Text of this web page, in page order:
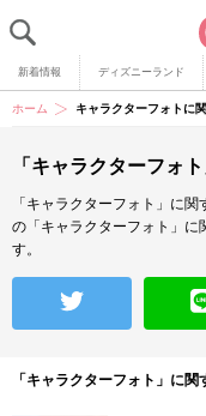
新着情報 ディズニーランド
ホーム キャラクターフォトに
「キャラクターフォ
「キャラクターフォト」に関
の「キャラクターフォト」に
す。
「キャラクターフォト」に関